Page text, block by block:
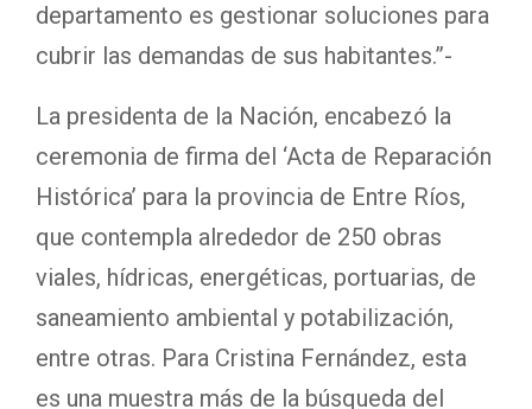
departamento es gestionar soluciones para
cubrir las demandas de sus habitantes.”-
La presidenta de la Nación, encabezó la
ceremonia de firma del ‘Acta de Reparación
Histórica’ para la provincia de Entre Ríos,
que contempla alrededor de 250 obras
viales, hídricas, energéticas, portuarias, de
saneamiento ambiental y potabilización,
entre otras. Para Cristina Fernández, esta
es una muestra más de la búsqueda del